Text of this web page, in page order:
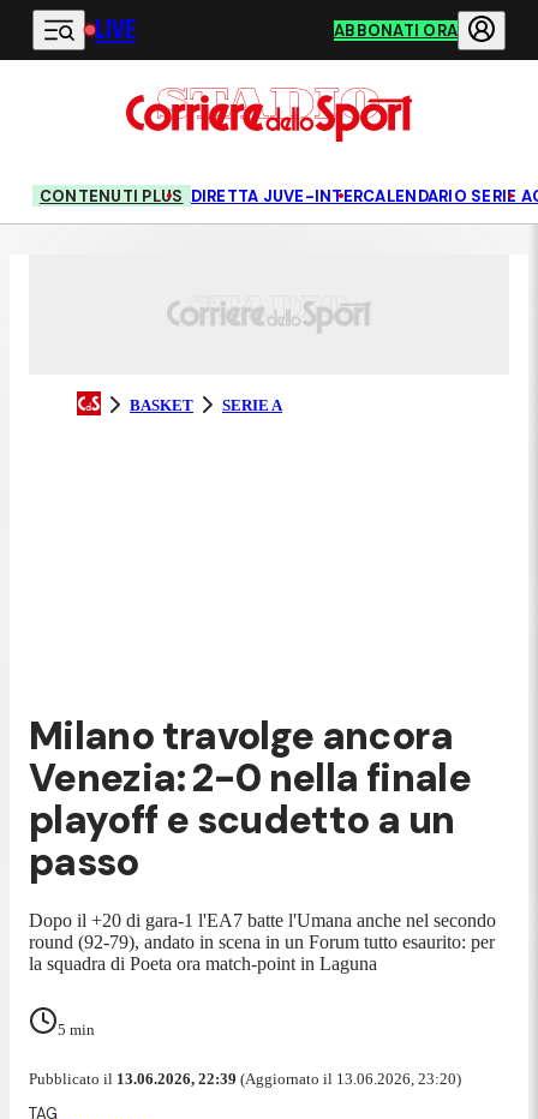
Vai al contenuto principale
LIVE ABBONATI ORA
CONTENUTI PLUS DIRETTA JUVE-INTERCALENDARIO SERIE A
BASKET SERIE A
Milano travolge ancora
Venezia: 2-0 nella finale
playoff e scudetto a un
passo
Dopo il +20 di gara-1 l'EA7 batte l'Umana anche nel secondo
round (92-79), andato in scena in un Forum tutto esaurito: per
la squadra di Poeta ora match-point in Laguna
5 min
Pubblicato il 13.06.2026, 22:39 (Aggiornato il 13.06.2026, 23:20)